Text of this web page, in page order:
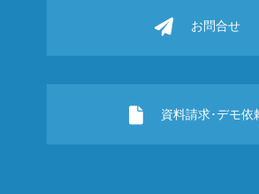
お問合せ
資料請求･デモ依